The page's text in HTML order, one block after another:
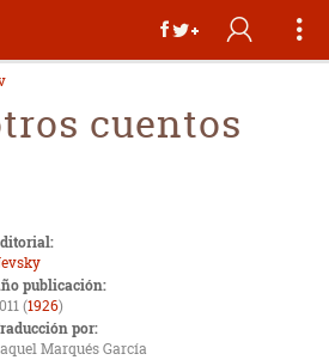
cuentos
publicación:
(1926)
por:
Marqués García